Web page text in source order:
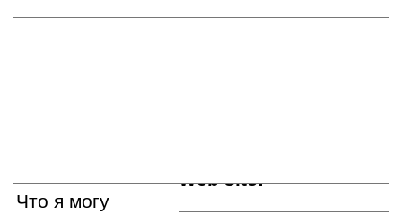
Web site:
Что я могу